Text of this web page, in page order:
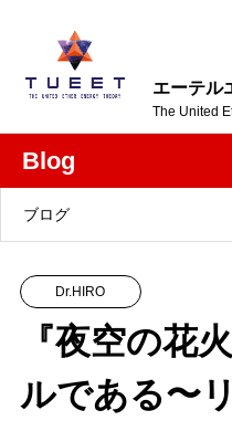
エーテル
The United
Blog
ブログ
Dr.HIRO
『夜空の花
ルである〜